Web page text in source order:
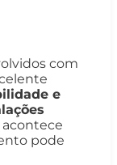
com
e
pode